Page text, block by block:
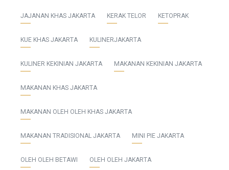
JAJANAN KHAS JAKARTA KERAK TELOR KETOPRAK
KUE KHAS JAKARTA KULINERJAKARTA
KULINER KEKINIAN JAKARTA MAKANAN KEKINIAN JAKARTA
MAKANAN KHAS JAKARTA
MAKANAN OLEH OLEH KHAS JAKARTA
MAKANAN TRADISIONAL JAKARTA MINI PIE JAKARTA
OLEH OLEH BETAWI OLEH OLEH JAKARTA